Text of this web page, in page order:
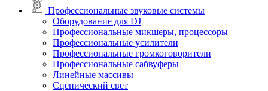
Профессиональные звуковые системы
Оборудование для DJ
Профессиональные микшеры, процессоры
Профессиональные усилители
Профессиональные громкоговорители
Профессиональные сабвуферы
Линейные массивы
Сценический свет